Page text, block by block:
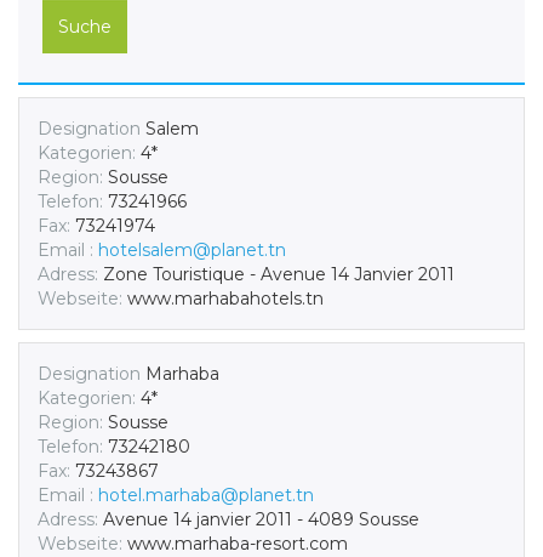
Suche
Designation Salem
Kategorien: 4*
Region: Sousse
Telefon: 73241966
Fax: 73241974
Email : hotelsalem@planet.tn
Adress: Zone Touristique - Avenue 14 Janvier 2011
Webseite: www.marhabahotels.tn
Designation Marhaba
Kategorien: 4*
Region: Sousse
Telefon: 73242180
Fax: 73243867
Email : hotel.marhaba@planet.tn
Adress: Avenue 14 janvier 2011 - 4089 Sousse
Webseite: www.marhaba-resort.com